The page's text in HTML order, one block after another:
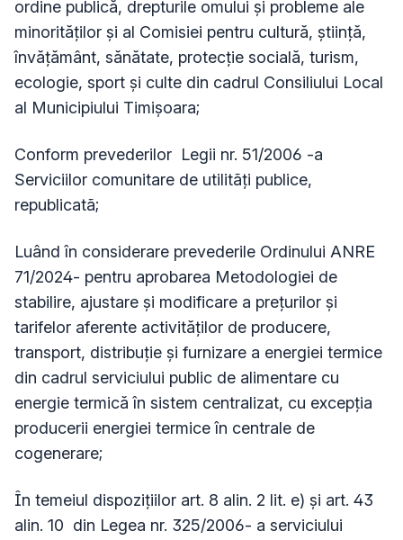
ordine publică, drepturile omului şi probleme ale
minorităţilor şi al Comisiei pentru cultură, ştiinţă,
învăţământ, sănătate, protecţie socială, turism,
ecologie, sport şi culte din cadrul Consiliului Local
al Municipiului Timişoara;
Conform prevederilor Legii nr. 51/2006 -a
Serviciilor comunitare de utilitãţi publice,
republicatã;
Luând în considerare prevederile Ordinului ANRE
71/2024- pentru aprobarea Metodologiei de
stabilire, ajustare şi modificare a preţurilor şi
tarifelor aferente activităţilor de producere,
transport, distribuţie şi furnizare a energiei termice
din cadrul serviciului public de alimentare cu
energie termică în sistem centralizat, cu excepţia
producerii energiei termice în centrale de
cogenerare;
În temeiul dispozițiilor art. 8 alin. 2 lit. e) și art. 43
alin. 10 din Legea nr. 325/2006- a serviciului